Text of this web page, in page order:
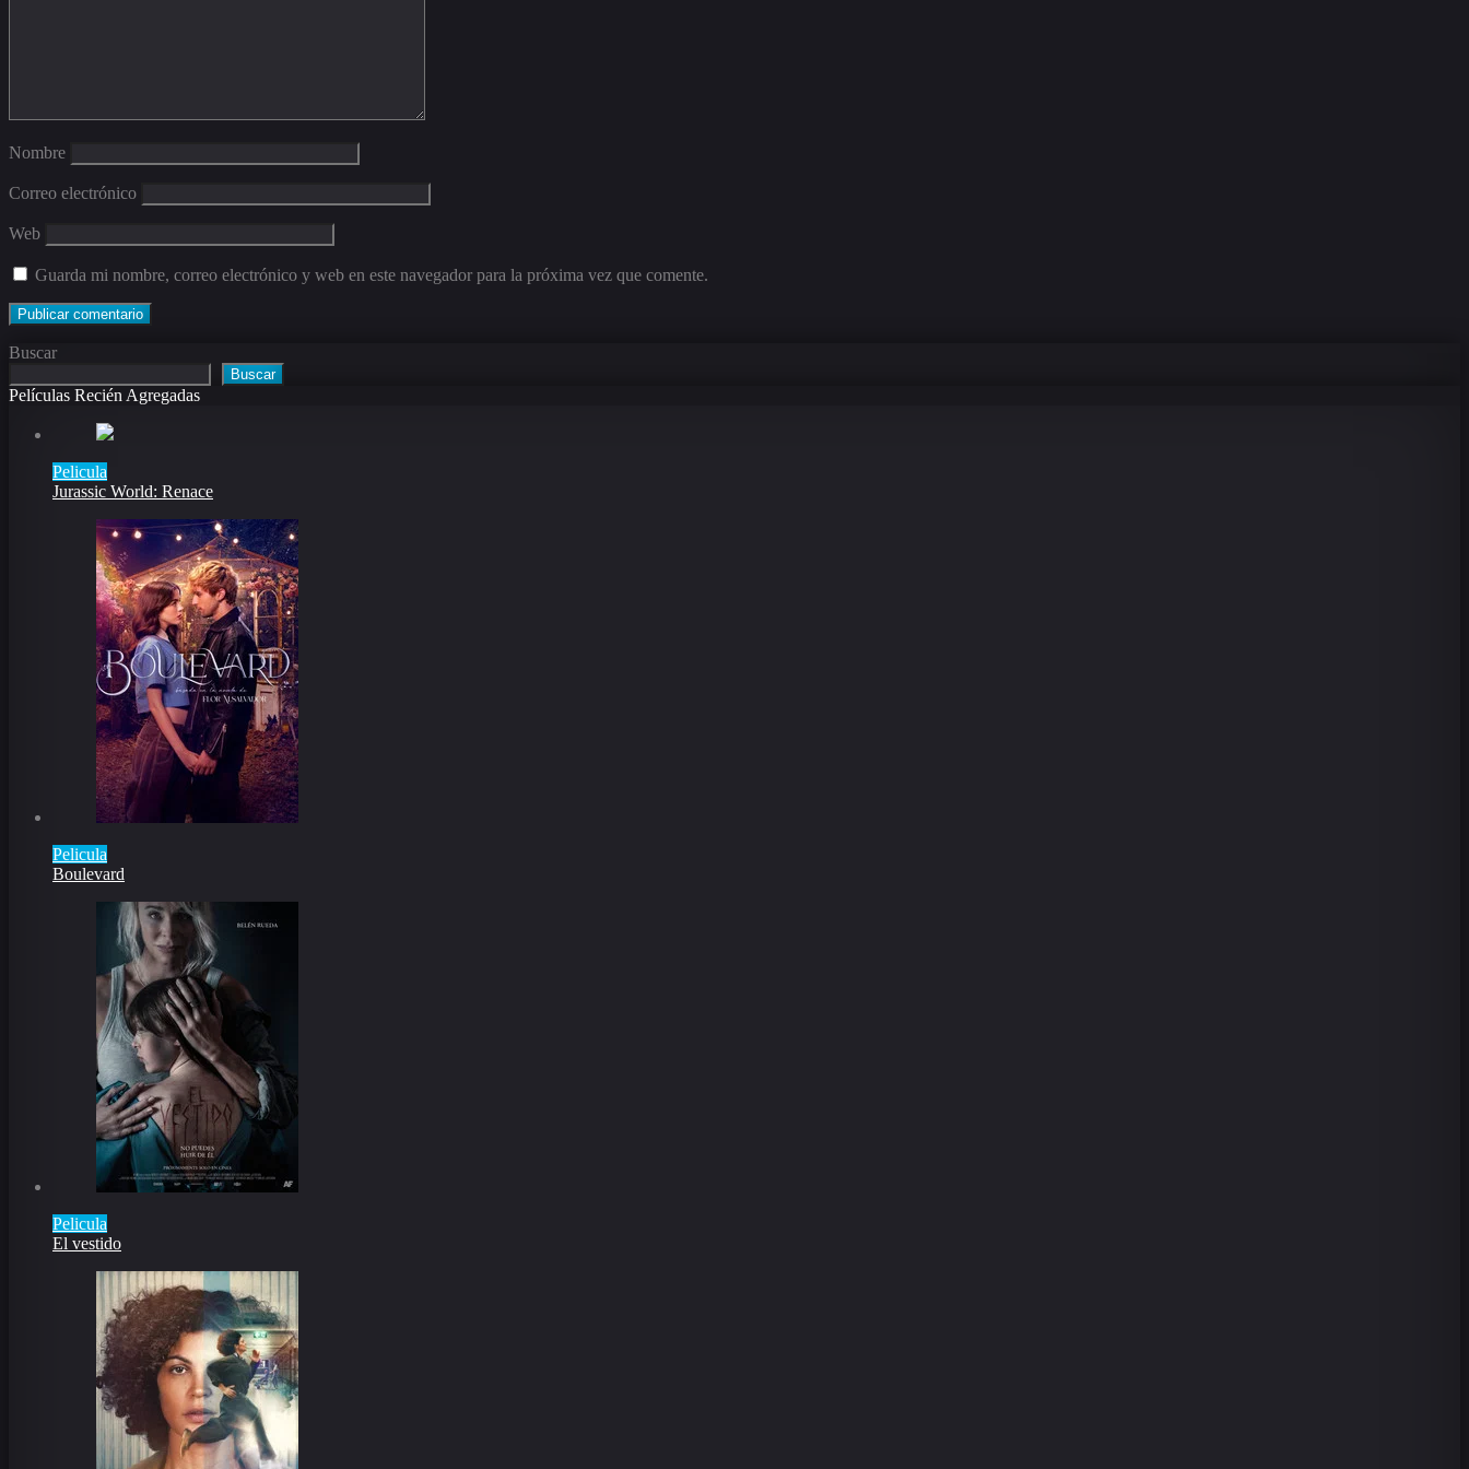
Nombre
Correo electrónico
Web
Guarda mi nombre, correo electrónico y web en este navegador para la próxima vez que comente.
Buscar
Buscar
Películas Recién Agregadas
Pelicula
Jurassic World: Renace
Pelicula
Boulevard
Pelicula
El vestido